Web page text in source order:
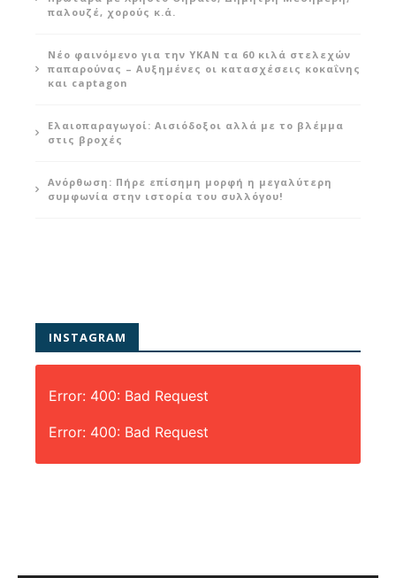
παλουζέ, χορούς κ.ά.
Νέο φαινόμενο για την ΥΚΑΝ τα 60 κιλά στελεχών
παπαρούνας – Αυξημένες οι κατασχέσεις κοκαΐνης
και captagon
Ελαιοπαραγωγοί: Αισιόδοξοι αλλά με το βλέμμα
στις βροχές
Ανόρθωση: Πήρε επίσημη μορφή η μεγαλύτερη
συμφωνία στην ιστορία του συλλόγου!
INSTAGRAM
Error: 400: Bad Request
Error: 400: Bad Request